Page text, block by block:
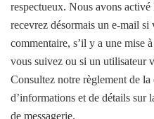
respectueux. Nous avons
recevrez désormais un e-mail si
commentaire, s’il y a une mise
vous suivez ou si un utilisateur
Consultez notre règlement de
d’informations et de détails sur
de messagerie.